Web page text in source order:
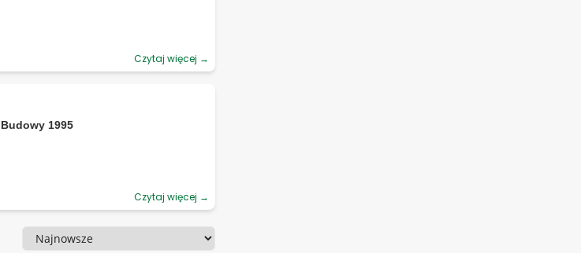
Czytaj więcej →
1995
Czytaj więcej →
Sortowanie